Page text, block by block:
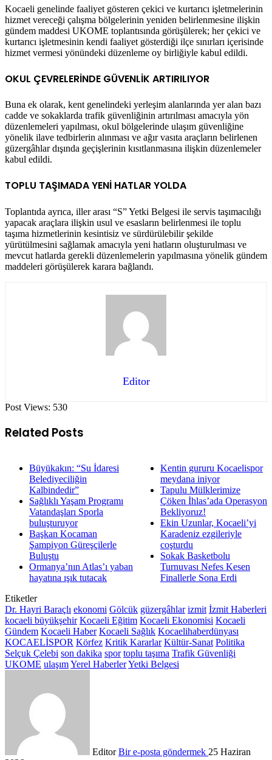
Kocaeli genelinde faaliyet gösteren çekici ve kurtarıcı işletmelerinin
hizmet vereceği çalışma bölgelerinin yeniden belirlenmesine ilişkin
gündem maddesi UKOME toplantısında görüşülerek; her çekici ve
kurtarıcı işletmesinin kendi faaliyet gösterdiği ilçe sınırları içerisinde
hizmet vermesi yönündeki düzenleme oy birliğiyle kabul edildi.
OKUL ÇEVRELERİNDE GÜVENLİK ARTIRILIYOR
Buna ek olarak, kent genelindeki yerleşim alanlarında yer alan bazı
cadde ve sokaklarda trafik güvenliğinin artırılması amacıyla yön
düzenlemeleri yapılması, okul bölgelerinde ulaşım güvenliğine
yönelik ilave tedbirlerin alınması ve ağır vasıta araçların belirlenen
güzergâhlar dışında geçişlerinin kısıtlanmasına ilişkin düzenlemeler
kabul edildi.
TOPLU TAŞIMADA YENİ HATLAR YOLDA
Toplantıda ayrıca, iller arası “S” Yetki Belgesi ile servis taşımacılığı
yapacak araçlara ilişkin usul ve esasların belirlenmesi ile toplu
taşıma hizmetlerinin kesintisiz ve sürdürülebilir şekilde
yürütülmesini sağlamak amacıyla yeni hatların oluşturulması ve
mevcut hatlarda gerekli düzenlemelerin yapılmasına yönelik gündem
maddeleri görüşülerek karara bağlandı.
Editor
Post Views: 530
Related Posts
Büyükakın: “Su İdaresi
Belediyeciliğin
Kalbindedir”
Sağlıklı Yaşam Programı
Vatandaşları Sporla
buluşturuyor
Başkan Kocaman
Şampiyon Güreşçilerle
Buluştu
Ormanya’nın Atlas’ı yaban
hayatına ışık tutacak
Kentin gururu Kocaelispor
meydana iniyor
Tapulu Mülklerimize
Çöken İhlas’ada Operasyon
Bekliyoruz!
Ekin Uzunlar, Kocaeli’yi
Karadeniz ezgileriyle
coşturdu
Sokak Basketbolu
Turnuvası Nefes Kesen
Finallerle Sona Erdi
Etiketler
Dr. Hayri Baraçlı ekonomi Gölcük güzergâhlar izmit İzmit Haberleri
kocaeli büyükşehir Kocaeli Eğitim Kocaeli Ekonomisi Kocaeli
Gündem Kocaeli Haber Kocaeli Sağlık Kocaelihaberdünyası
KOCAELİSPOR Körfez Kritik Kararlar Kültür-Sanat Politika
Selçuk Çelebi son dakika spor toplu taşıma Trafik Güvenliği
UKOME ulaşımYerel HaberlerYetki Belgesi
Editor Bir e-posta göndermek 25 Haziran